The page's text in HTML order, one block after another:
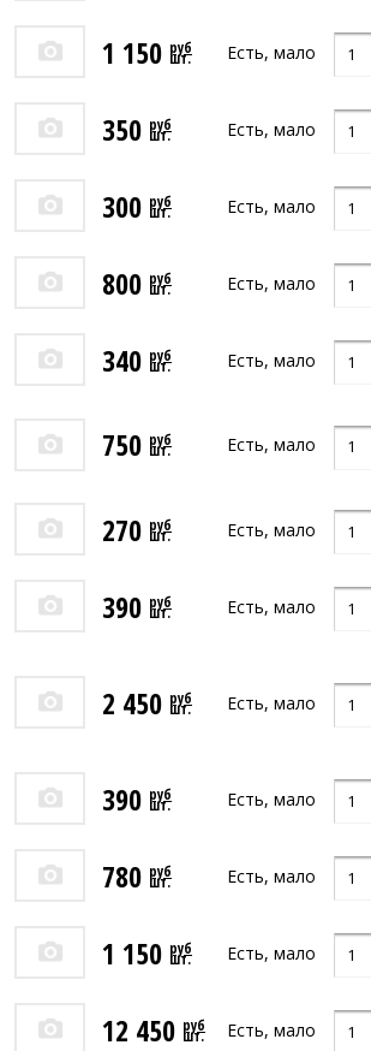
1 150 руб
шт. Есть, мало
350 руб
шт. Есть, мало
300 руб
шт. Есть, мало
800 руб
шт. Есть, мало
340 руб
шт. Есть, мало
750 руб
шт. Есть, мало
270 руб
шт. Есть, мало
390 руб
шт. Есть, мало
2 450 руб
шт. Есть, мало
390 руб
шт. Есть, мало
780 руб
шт. Есть, мало
1 150 руб
шт. Есть, мало
12 450 руб
шт. Есть, мало